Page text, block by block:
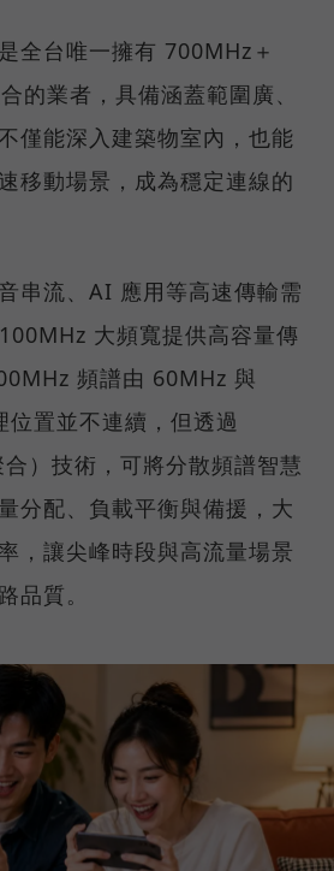
全台唯一擁有 700MHz＋
的業者，具備涵蓋範圍廣、
僅能深入建築物室內，也能
移動場景，成為穩定連線的
串流、AI 應用等高速傳輸需
大頻寬提供高容量傳
頻譜由 60MHz 與
置並不連續，但透過
）技術，可將分散頻譜智慧
分配、負載平衡與備援，大
，讓尖峰時段與高流量場景
品質。